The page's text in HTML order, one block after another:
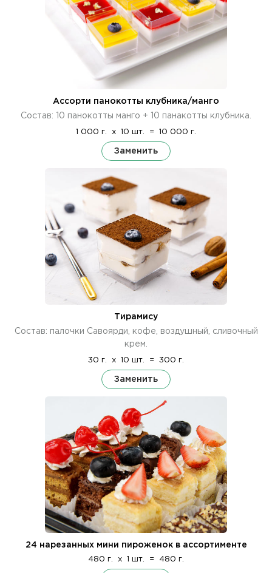
Ассорти панокотты клубника/манго
Состав: 10 панокотты манго + 10 панакотты клубника.
1 000 г. x 10 шт. = 10 000 г.
Заменить
Тирамису
Состав: палочки Савоярди, кофе, воздушный, сливочный
крем.
30 г. x 10 шт. = 300 г.
Заменить
24 нарезанных мини пироженок в ассортименте
480 г. x 1 шт. = 480 г.